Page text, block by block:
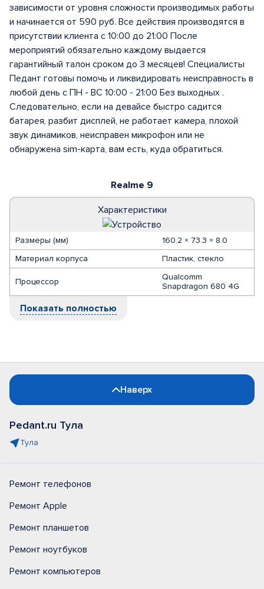
Realme 9
Характеристики
Размеры (мм)
160.2 × 73.3 × 8.0
Материал корпуса
Пластик, стекло
Процессор
Qualcomm
Snapdragon 680 4G
Показать полностью
зависимости от уровня сложности производимых работы
и начинается от 590 руб. Все действия производятся в
присутствии клиента с 10:00 до 21:00 После
мероприятий обязательно каждому выдается
гарантийный талон сроком до 3 месяцев! Специалисты
Педант готовы помочь и ликвидировать неисправность в
любой день с ПН - ВС 10:00 - 21:00 Без выходных .
Следовательно, если на девайсе быстро садится
батарея, разбит дисплей, не работает камера, плохой
звук динамиков, неисправен микрофон или не
обнаружена sim-карта, вам есть, куда обратиться.
Наверх
Pedant.ru Тула
Тула
Ремонт телефонов
Ремонт Apple
Ремонт планшетов
Ремонт ноутбуков
Ремонт компьютеров